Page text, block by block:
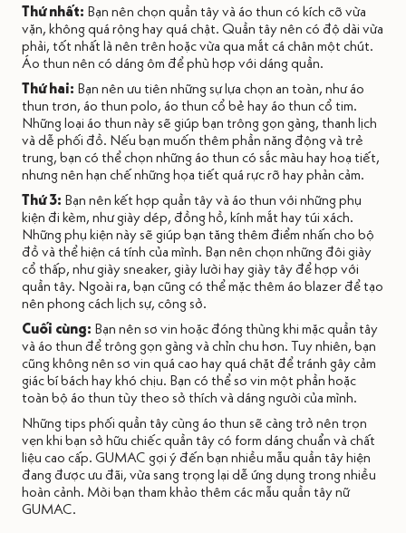
Thứ nhất: Bạn nên chọn quần tây và áo thun có kích cỡ vừa
vặn, không quá rộng hay quá chật. Quần tây nên có độ dài vừa
phải, tốt nhất là nên trên hoặc vừa qua mắt cá chân một chút.
Áo thun nên có dáng ôm để phù hợp với dáng quần.
Thứ hai: Bạn nên ưu tiên những sự lựa chọn an toàn, như áo
thun trơn, áo thun polo, áo thun cổ bẻ hay áo thun cổ tim.
Những loại áo thun này sẽ giúp bạn trông gọn gàng, thanh lịch
và dễ phối đồ. Nếu bạn muốn thêm phần năng động và trẻ
trung, bạn có thể chọn những áo thun có sắc màu hay hoạ tiết,
nhưng nên hạn chế những họa tiết quá rực rỡ hay phản cảm.
Thứ 3: Bạn nên kết hợp quần tây và áo thun với những phụ
kiện đi kèm, như giày dép, đồng hồ, kính mắt hay túi xách.
Những phụ kiện này sẽ giúp bạn tăng thêm điểm nhấn cho bộ
đồ và thể hiện cá tính của mình. Bạn nên chọn những đôi giày
cổ thấp, như giày sneaker, giày lười hay giày tây để hợp với
quần tây. Ngoài ra, bạn cũng có thể mặc thêm áo blazer để tạo
nên phong cách lịch sự, công sở.
Cuối cùng: Bạn nên sơ vin hoặc đóng thùng khi mặc quần tây
và áo thun để trông gọn gàng và chỉn chu hơn. Tuy nhiên, bạn
cũng không nên sơ vin quá cao hay quá chặt để tránh gây cảm
giác bí bách hay khó chịu. Bạn có thể sơ vin một phần hoặc
toàn bộ áo thun tùy theo sở thích và dáng người của mình.
Những tips phối quần tây cùng áo thun sẽ càng trở nên trọn
vẹn khi bạn sở hữu chiếc quần tây có form dáng chuẩn và chất
liệu cao cấp. GUMAC gợi ý đến bạn nhiều mẫu quần tây hiện
đang được ưu đãi, vừa sang trọng lại dễ ứng dụng trong nhiều
hoàn cảnh. Mời bạn tham khảo thêm các mẫu quần tây nữ
GUMAC.